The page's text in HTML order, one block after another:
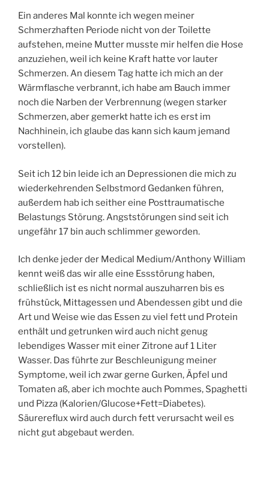
Ein anderes Mal konnte ich wegen meiner
Schmerzhaften Periode nicht von der Toilette
aufstehen, meine Mutter musste mir helfen die Hose
anzuziehen, weil ich keine Kraft hatte vor lauter
Schmerzen. An diesem Tag hatte ich mich an der
Wärmflasche verbrannt, ich habe am Bauch immer
noch die Narben der Verbrennung (wegen starker
Schmerzen, aber gemerkt hatte ich es erst im
Nachhinein, ich glaube das kann sich kaum jemand
vorstellen).
Seit ich 12 bin leide ich an Depressionen die mich zu
wiederkehrenden Selbstmord Gedanken führen,
außerdem hab ich seither eine Posttraumatische
Belastungs Störung. Angststörungen sind seit ich
ungefähr 17 bin auch schlimmer geworden.
Ich denke jeder der Medical Medium/Anthony William
kennt weiß das wir alle eine Essstörung haben,
schließlich ist es nicht normal auszuharren bis es
frühstück, Mittagessen und Abendessen gibt und die
Art und Weise wie das Essen zu viel fett und Protein
enthält und getrunken wird auch nicht genug
lebendiges Wasser mit einer Zitrone auf 1 Liter
Wasser. Das führte zur Beschleunigung meiner
Symptome, weil ich zwar gerne Gurken, Äpfel und
Tomaten aß, aber ich mochte auch Pommes, Spaghetti
und Pizza (Kalorien/Glucose+Fett=Diabetes).
Säurereflux wird auch durch fett verursacht weil es
nicht gut abgebaut werden.